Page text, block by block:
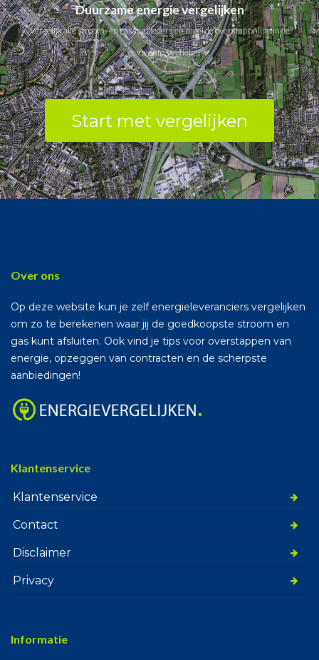
Duurzame energie vergelijken
Vergelijk alle stroom- en gasaanbieders en regel de overstap online in de
gemeente Veghel.
Start met vergelijken
Over ons
Op deze website kun je zelf energieleveranciers vergelijken
om zo te berekenen waar jij de goedkoopste stroom en
gas kunt afsluiten. Ook vind je tips voor overstappen van
energie, opzeggen van contracten en de scherpste
aanbiedingen!
Klantenservice
Klantenservice
Contact
Disclaimer
Privacy
Informatie